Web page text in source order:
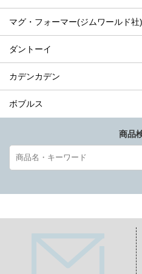
マグ・フォーマー(ジムワールド社)
ダントーイ
カデンカデン
ボブルス
商品